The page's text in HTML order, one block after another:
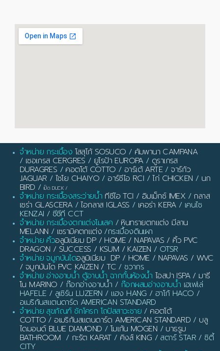
จำหน่าย กระเบื้อง โสสุโก้ SOSUCO / คัมพานา CAMPANA
/ เซอเกรส CERGRES / ยูโรป้า EUROPA/ ดูราเกรส
DURAGRES / คอตโต้ COTTO / อาร์เต้ ARTE /จาร์กัว
JAGUAR / ไชโย CHAIYO / อาร์ซีไอ RCI /ไก่ CHICKEN / นก
BIRD / เป็ด DUCK /
จำหน่าย กระเบื้องสระว่ายน้ำ ทีซีไอ TCI / อิมเม็กซ์ IMEX/ กลาส
เซร่า GLASCERA/ไอกลาส IGLASS / เคอร่า KERA/ เคนไซ
KENZAI / ซีซีที CCT
จำหน่าย กระเบื้องตกแต่งโมเสค / หินทรายตกแต่ง มีลาน
MELANN / เซรามิคตกแต่ง /กระเบื้องดินเผา
จำหน่าย คิ้วอลูมิเนียม DP / HOME / NAPAVAS / คิ้ว PVC
DRAGON / SUCCESS / KSUM / KAIZEN / OTSR
จำหน่าย จมูกบันไดอลูมิเนียม DP / HOME / NAPAVAS / WVC
/ จมูกบันได PVC KAIZEN / TC / ชวากร
จำหน่าย อ่างอาบน้ำ ตู้อาบน้ำ ฉากกั้นห้องน้ำ ไอสปา ISPA / มารี
โน MARINO / ก๊อกอ่างอาบน้ำ / ก๊อกผสมอ่างอาบน้ำ เฮเฟเล่
HAFELE / ลูเซิร์น LUZERN / แฮง HANG / ฮาโก้ HACO /
อเมริกันสแตนดาร์ด AMERICAN STANDARD
จำหน่าย สุขภัณฑ์ ชักโครก โถปัสสาวะชาย / คอตโต้
COTTO / อเมริกันสแตนดาร์ด AMERICAN STANDARD / บลู
ไดมอนด์ BLUE DIAMOND / โมเก้น MOGEN / บาธรูม
BATHROOM / กะรัต KARAT/ คิงส์ KING / สตาร์ STAR / ซิตี้
CITY